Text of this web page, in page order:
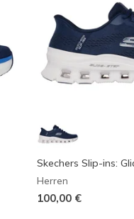
Skechers Slip-ins:
Herren
100,00 €